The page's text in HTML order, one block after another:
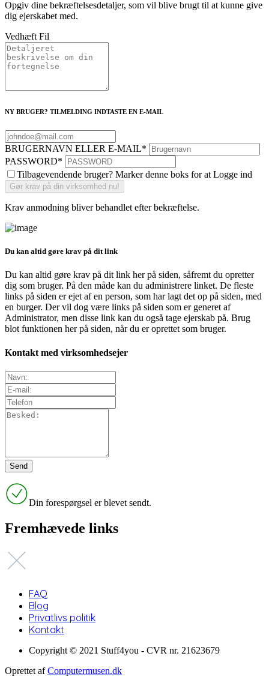
Opgiv dine bekræftelsesdetaljer, som vil blive brugt til at kunne give
dig ejerskabet med.
Vedhæft Fil
NY BRUGER? TILMELDING INDTASTE EN E-MAIL
BRUGERNAVN ELLER E-MAIL*
PASSWORD*
Tilbagevendende bruger? Marker denne boks for at Logge ind
Krav anmodning bliver behandlet efter bekræftelse.
Du kan altid gøre krav på dit link
Du kan altid gøre krav på dit link her på siden, såfremt du opretter
dig som bruger. På den måde kan du administrere linket. De fleste
links på siden er ejet af en person, som har lagt det op på siden, med
en burger. Der vil dog være links på siden som er generet af
Administrator, men disse link kan du også tage ejerskab på. Brug
blot funktionen her på siden, når du er oprettet som bruger.
Kontakt med virksomhedsejer
Din forespørgsel er blevet sendt.
Fremhævede links
FAQ
Blog
Privatlivs politik
Kontakt
Copyright © 2021 Stuff4you - CVR nr. 21623679
Oprettet afComputermusen.dk